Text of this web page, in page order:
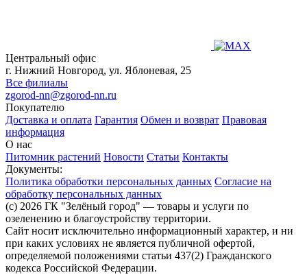
Центральный офис
г. Нижний Новгород, ул. Яблоневая, 25
Все филиалы
zgorod-nn@zgorod-nn.ru
Покупателю
Доставка и оплата Гарантия Обмен и возврат Правовая
информация
О нас
Питомник растений Новости Статьи Контакты
Документы:
Политика обработки персональных данных Согласие на
обработку персональных данных
(c) 2026 ГК "Зелёный город" — товары и услуги по
озеленению и благоустройству территории.
Сайт носит исключительно информационный характер, и ни
при каких условиях не является публичной офертой,
определяемой положениями статьи 437(2) Гражданского
кодекса Российской Федерации.